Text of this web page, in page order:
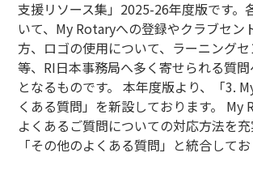
支援リソース集」2025-26年度版です。
いて、My Rotaryへの登録やクラブセン
方、ロゴの使用について、ラーニング
等、RI日本事務局へ多く寄せられる質
となるものです。 本年度版より、「3.
くある質問」を新設しております。 My
よくあるご質問についての対応方法を
「その他のよくある質問」と統合してお